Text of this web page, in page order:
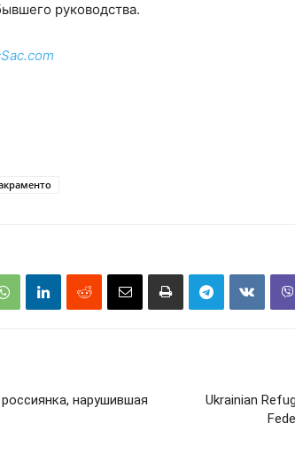
руководства.
нарушившая
Ukrainian